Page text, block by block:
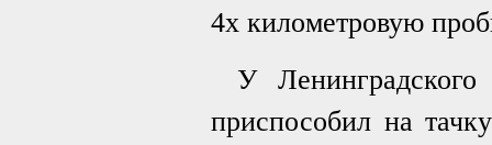
4х километровую
У
приспособил на